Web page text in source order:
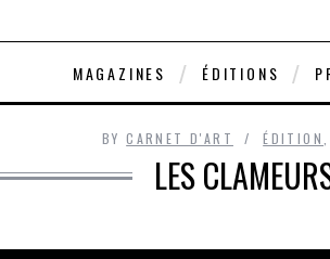
MAGAZINES ÉDITIONS
BYCARNET D'ART ÉDITION
LES